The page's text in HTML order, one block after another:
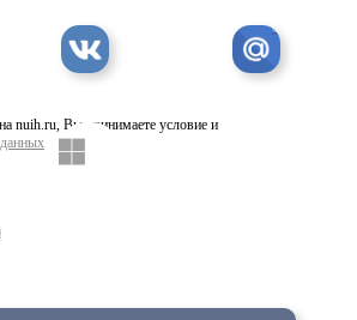
nuih.ru, Вы принимаете условие и